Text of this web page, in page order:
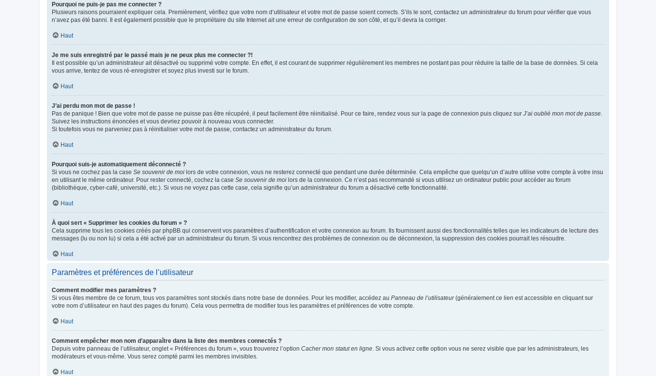
Pourquoi ne puis-je pas me connecter ?
Plusieurs raisons pourraient expliquer cela. Premièrement, vérifiez que votre nom d’utilisateur et votre mot de passe soient corrects. S’ils le sont, contactez un administrateur du forum pour vérifier que vous
n’avez pas été banni. Il est également possible que le propriétaire du site Internet ait une erreur de configuration de son côté, et qu’il devra la corriger.
Haut
Je me suis enregistré par le passé mais je ne peux plus me connecter ?!
Il est possible qu’un administrateur ait désactivé ou supprimé votre compte. En effet, il est courant de supprimer régulièrement les membres ne postant pas pour réduire la taille de la base de données. Si cela
vous arrive, tentez de vous ré-enregistrer et soyez plus investi sur le forum.
Haut
J’ai perdu mon mot de passe !
Pas de panique ! Bien que votre mot de passe ne puisse pas être récupéré, il peut facilement être réinitialisé. Pour ce faire, rendez vous sur la page de connexion puis cliquez sur J’ai oublié mon mot de passe
Suivez les instructions énoncées et vous devriez pouvoir à nouveau vous connecter.
Si toutefois vous ne parveniez pas à réinitialiser votre mot de passe, contactez un administrateur du forum.
Haut
Pourquoi suis-je automatiquement déconnecté ?
Si vous ne cochez pas la case Se souvenir de moi lors de votre connexion, vous ne resterez connecté que pendant une durée déterminée. Cela empêche que quelqu’un d’autre utilise votre compte à votre insu
en utilisant le même ordinateur. Pour rester connecté, cochez la case Se souvenir de moi lors de la connexion. Ce n’est pas recommandé si vous utilisez un ordinateur public pour accéder au forum
(bibliothèque, cyber-café, université, etc.). Si vous ne voyez pas cette case, cela signifie qu’un administrateur du forum a désactivé cette fonctionnalité.
Haut
À quoi sert « Supprimer les cookies du forum » ?
Cela supprime tous les cookies créés par phpBB qui conservent vos paramètres d’authentification et votre connexion au forum. Ils fournissent aussi des fonctionnalités telles que les indicateurs de lecture des
messages (lu ou non lu) si cela a été activé par un administrateur du forum. Si vous rencontrez des problèmes de connexion ou de déconnexion, la suppression des cookies pourrait les résoudre.
Haut
Paramètres et préférences de l’utilisateur
Comment modifier mes paramètres ?
Si vous êtes membre de ce forum, tous vos paramètres sont stockés dans notre base de données. Pour les modifier, accédez au Panneau de l’utilisateur(généralement ce lien est accessible en cliquant sur
votre nom d’utilisateur en haut des pages du forum). Cela vous permettra de modifier tous les paramètres et préférences de votre compte.
Haut
Comment empêcher mon nom d’apparaître dans la liste des membres connectés ?
Depuis votre panneau de l’utilisateur, onglet « Préférences du forum », vous trouverez l’option Cacher mon statut en ligne . Si vous activez cette option vous ne serez visible que par les administrateurs, les
modérateurs et vous-même. Vous serez compté parmi les membres invisibles.
Haut